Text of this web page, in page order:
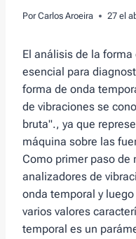
Por Carlos Aroeira 27 el
El análisis de la
esencial para
forma de onda
de vibraciones se
bruta"., ya que
máquina sobre las
Como primer paso de
analizadores de
onda temporal y
varios valores
temporal es un